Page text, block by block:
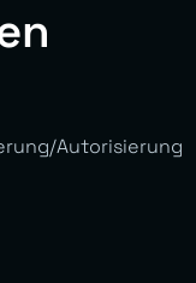
Autorisierung